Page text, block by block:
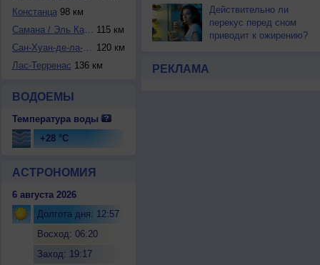
Констанца98 км
Самана / Эль Кате... 115 км
Сан-Хуан-де-ла-Ма... 120 км
Лас-Терренас 136 км
ВОДОЕМЫ
Температура воды
+28 °C
АСТРОНОМИЯ
6 августа 2026
Долгота дня: 12:57
Восход: 06:20
Заход: 19:17
Действительно ли
перекус перед сном
приводит к ожирению?
РЕКЛАМА